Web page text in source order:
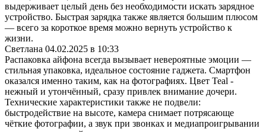
выдерживает целый день без необходимости искать зарядное
устройство. Быстрая зарядка также является большим плюсом
— всего за короткое время можно вернуть устройство к
жизни.
Светлана 04.02.2025 в 10:33
Распаковка айфона всегда вызывает невероятные эмоции —
стильная упаковка, идеальное состояние гаджета. Смартфон
оказался именно таким, как на фотографиях. Цвет Teal -
нежный и утончённый, сразу привлек внимание дочери.
Технические характеристики также не подвели:
быстродействие на высоте, камера снимает потрясающе
чёткие фотографии, а звук при звонках и медиапроигрывании